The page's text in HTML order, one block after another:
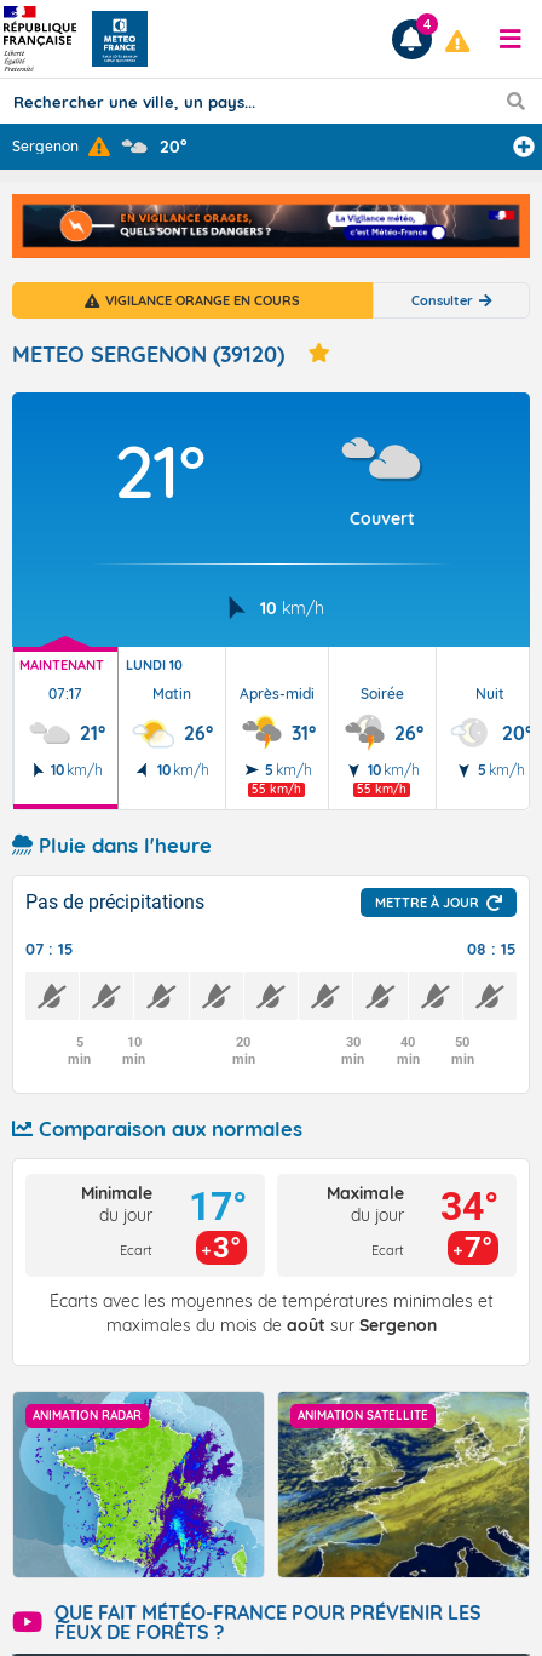
Prévisions
TOUS LES RÉSULTATS
Articles
4
Sergenon 20°
VIGILANCE ORANGE EN COURS Consulter
METEO SERGENON (39120)
21°
Couvert
10 km/h
MAINTENANT
07:17
21°
10 km/h
LUNDI 10
Matin
26°
10 km/h
Après-midi
31°
5 km/h
55 km/h
Soirée
26°
10 km/h
55 km/h
Nuit
20°
5 km/h
Pluie dans l'heure
Pas de précipitations METTRE À JOUR
07 : 15 08 : 15
5
min
10
min
20
min
30
min
40
min
50
min
Comparaison aux normales
Minimale
du jour
Ecart
17°
3°
Maximale
du jour
Ecart
34°
7°
Écarts avec les moyennes de températures minimales et
maximales du mois de août sur Sergenon
ANIMATION RADAR ANIMATION SATELLITE
QUE FAIT MÉTÉO-FRANCE POUR PRÉVENIR LES
FEUX DE FORÊTS ?